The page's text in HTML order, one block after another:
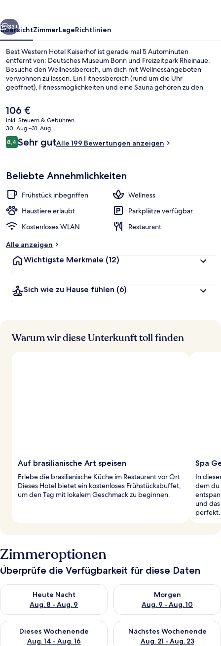
Weiter
33+
ÜbersichtZimmerLageRichtlinien
Best Western Hotel Kaiserhof ist gerade mal 5 Autominuten
entfernt von: Deutsches Museum Bonn und Freizeitpark Rheinaue.
Besuche den Wellnessbereich, um dich mit Wellnessangeboten
verwöhnen zu lassen. Ein Fitnessbereich (rund um die Uhr
geöffnet), Fitnessmöglichkeiten und eine Sauna gehören zu den
kurzen Fußmarsch entfernt: Zur Stadtbahn-Haltestelle Bad
Godesberg Bahnhof sind es nur wenige Schritte und zur
Stadtbahn-Haltestelle Plittersdorfer Straße 7 Minuten.
Der
aktuelle
Preis
beträgt
106 €.
106 €
inkl. Steuern & Gebühren
30. Aug.–31. Aug.
Bewertungen
8,48,4 von 10.
Sehr gutAlle 199 Bewertungen anzeigen
Beliebte Annehmlichkeiten
Frühstück inbegriffen
Wellness
Haustiere erlaubt
Parkplätze verfügbar
Kostenloses WLAN
Restaurant
Alle anzeigen
Wichtigste Merkmale (12)
Sich wie zu Hause fühlen (6)
Warum wir diese Unterkunft toll finden
Auf brasilianische Art speisen
Erlebe die brasilianische Küche im Restaurant vor Ort.
Dieses Hotel bietet ein kostenloses Frühstücksbuffet,
um den Tag mit lokalem Geschmack zu beginnen.
Spa
In
dem du
und
perfekt.
Zimmeroptionen
Überprüfe die Verfügbarkeit für diese Daten
Heute Nacht
Aug. 8 - Aug. 9
Überprüfe die Verfügbarkeit für heute Nacht, Aug. 8 - Aug. 9.
Morgen
Aug. 9 - Aug. 10
Überprüfe die Verfügbarkeit
Dieses Wochenende
Aug. 14 - Aug. 16
Überprüfe die Verfügbarkeit für dieses Wochenende, Aug. 14
Nächstes Wochenende
Aug. 21 - Aug. 23
Überprüfe die Verfügbarkeit